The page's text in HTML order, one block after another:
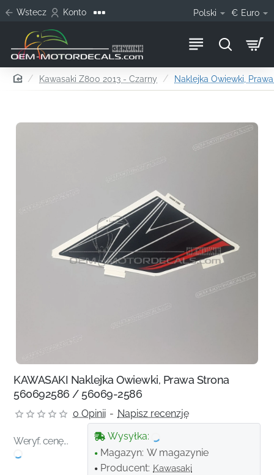
Wstecz Konto Polski € Euro
homeKawasaki Z800 2013 - Czarny Naklejka Owiewki,
KAWASAKI Naklejka Owiewki, Prawa Strona
560692586 / 56069-2586
0 Opinii - Napisz recenzję
Weryf. cenę...
Wysyłka:
Magazyn: W magazynie
Producent: Kawasaki